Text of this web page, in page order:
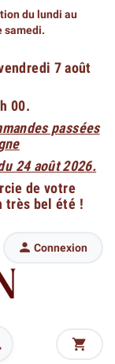
du lundi au
samedi.
7 août
00.
passées
24 août 2026.
de votre
très bel été !
 Connexion
